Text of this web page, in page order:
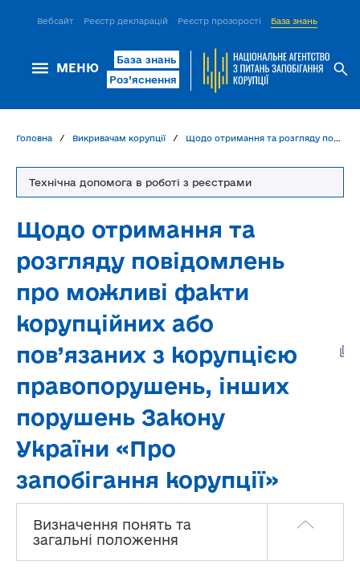
Вебсайт Реєстр декларацій Реєстр прозорості База знань
МЕНЮ
База знань
Роз’яснення
Головна Викривачам корупції
Технічна допомога в роботі з реєстрами
Щодо отримання та
розгляду повідомлень
про можливі факти
корупційних або
пов’язаних з корупцією
правопорушень, інших
порушень Закону
України «Про
запобігання корупції»
Визначення понять та
загальні положення